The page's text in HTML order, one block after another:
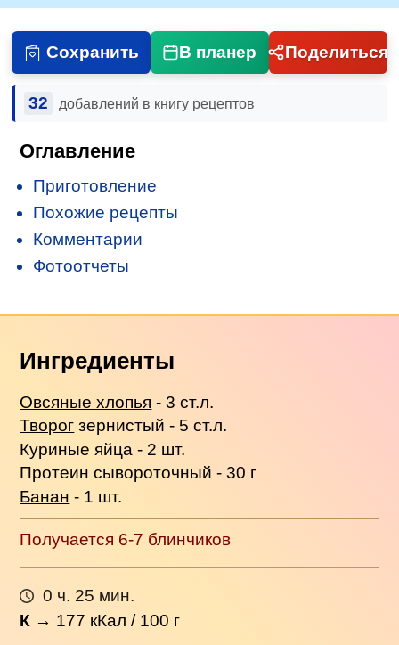
Сохранить В планер Поделиться
32 добавлений в книгу рецептов
Оглавление
Приготовление
Похожие рецепты
Комментарии
Фотоотчеты
Ингредиенты
Овсяные хлопья - 3 ст.л.
Творог зернистый - 5 ст.л.
Куриные яйца - 2 шт.
Протеин сывороточный - 30 г
Банан - 1 шт.
Получается 6-7 блинчиков
0 ч. 25 мин.
К → 177 кКал / 100 г